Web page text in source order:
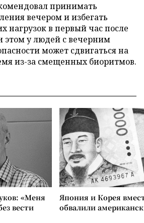
принимать
вечером и избегать
нагрузок в первый час после
этом у людей с вечерним
может сдвигаться на
из-за смещенных биоритмов.
«Меня
вести
Япония и Корея
обвалили